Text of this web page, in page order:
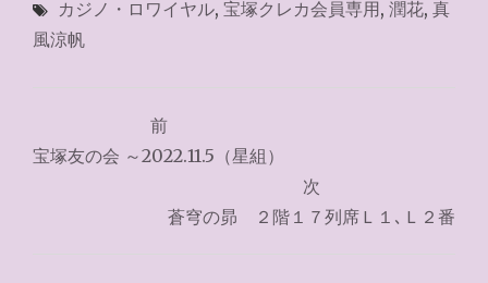
カジノ・ロワイヤル, 宝塚クレカ会員専用, 潤花, 真
風涼帆
稿
前
宝塚友の会 ～2022.11.5（星組）
次
蒼穹の昴 ２階１７列席Ｌ１､Ｌ２番